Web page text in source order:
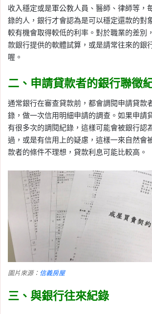
收入穩定或是軍公教人員、醫師、律師等，
錄的人，銀行才會認為是可以穩定還款的對
較有機會取得較低的利率。對於職業的差別
款銀行提供的軟體試算，或是請常往來的銀
喔。
二、申請貸款者的銀行聯徵
通常銀行在審查貸款前，都會調閱申請貸款
錄，做一次信用明細申請的調查。如果申請
有很多次的調閱紀錄，這樣可能會被銀行認
過，或是有信用上的疑慮，這樣一來自然會
款者的條件不理想，貸款利息可能比較高。
圖片來源： 信義房屋
三、與銀行往來紀錄